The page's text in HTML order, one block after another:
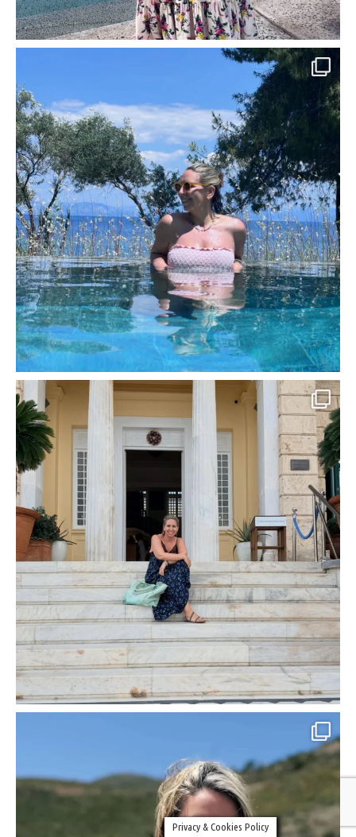
Privacy & Cookies Policy